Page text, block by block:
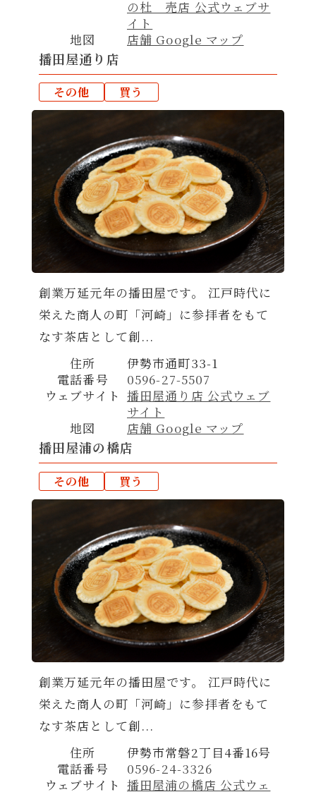
の杜 売店 公式ウェブサ
イト
地図
店舗 Google マップ
播田屋通り店
その他 買う
創業万延元年の播田屋です。 江戸時代に
栄えた商人の町「河崎」に参拝者をもて
なす茶店として創...
住所
伊勢市通町33-1
電話番号
0596-27-5507
ウェブサイト 播田屋通り店 公式ウェブ
サイト
地図
店舗 Google マップ
播田屋浦の橋店
その他 買う
創業万延元年の播田屋です。 江戸時代に
栄えた商人の町「河崎」に参拝者をもて
なす茶店として創...
住所
伊勢市常磐2丁目4番16号
電話番号
0596-24-3326
ウェブサイト 播田屋浦の橋店 公式ウェ